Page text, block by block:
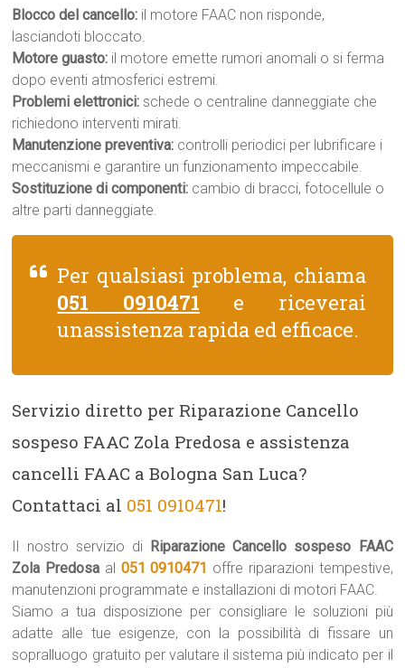
Blocco del cancello: il motore FAAC non risponde,
lasciandoti bloccato.
Motore guasto: il motore emette rumori anomali o si ferma
dopo eventi atmosferici estremi.
Problemi elettronici: schede o centraline danneggiate che
richiedono interventi mirati.
Manutenzione preventiva: controlli periodici per lubrificare i
meccanismi e garantire un funzionamento impeccabile.
Sostituzione di componenti: cambio di bracci, fotocellule o
altre parti danneggiate.
Per qualsiasi problema, chiama
051 0910471 e riceverai
unassistenza rapida ed efficace.
Servizio diretto per Riparazione Cancello
sospeso FAAC Zola Predosa e assistenza
cancelli FAAC a Bologna San Luca?
Contattaci al 051 0910471!
Il nostro servizio di Riparazione Cancello sospeso FAAC
Zola Predosa al 051 0910471 offre riparazioni tempestive,
manutenzioni programmate e installazioni di motori FAAC.
Siamo a tua disposizione per consigliare le soluzioni più
adatte alle tue esigenze, con la possibilità di fissare un
sopralluogo gratuito per valutare il sistema più indicato per il